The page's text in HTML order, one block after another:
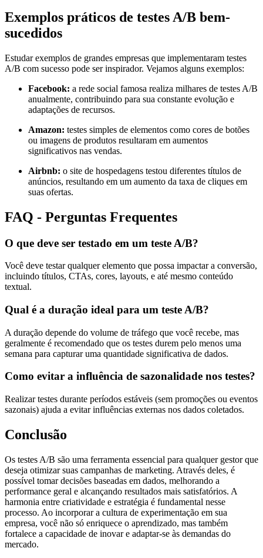
Exemplos práticos de testes A/B bem-
sucedidos
Estudar exemplos de grandes empresas que implementaram testes
A/B com sucesso pode ser inspirador. Vejamos alguns exemplos:
Facebook: a rede social famosa realiza milhares de testes A/B
anualmente, contribuindo para sua constante evolução e
adaptações de recursos.
Amazon: testes simples de elementos como cores de botões
ou imagens de produtos resultaram em aumentos
significativos nas vendas.
Airbnb: o site de hospedagens testou diferentes títulos de
anúncios, resultando em um aumento da taxa de cliques em
suas ofertas.
FAQ - Perguntas Frequentes
O que deve ser testado em um teste A/B?
Você deve testar qualquer elemento que possa impactar a conversão,
incluindo títulos, CTAs, cores, layouts, e até mesmo conteúdo
textual.
Qual é a duração ideal para um teste A/B?
A duração depende do volume de tráfego que você recebe, mas
geralmente é recomendado que os testes durem pelo menos uma
semana para capturar uma quantidade significativa de dados.
Como evitar a influência de sazonalidade nos testes?
Realizar testes durante períodos estáveis (sem promoções ou eventos
sazonais) ajuda a evitar influências externas nos dados coletados.
Conclusão
Os testes A/B são uma ferramenta essencial para qualquer gestor que
deseja otimizar suas campanhas de marketing. Através deles, é
possível tomar decisões baseadas em dados, melhorando a
performance geral e alcançando resultados mais satisfatórios. A
harmonia entre criatividade e estratégia é fundamental nesse
processo. Ao incorporar a cultura de experimentação em sua
empresa, você não só enriquece o aprendizado, mas também
fortalece a capacidade de inovar e adaptar-se às demandas do
mercado.